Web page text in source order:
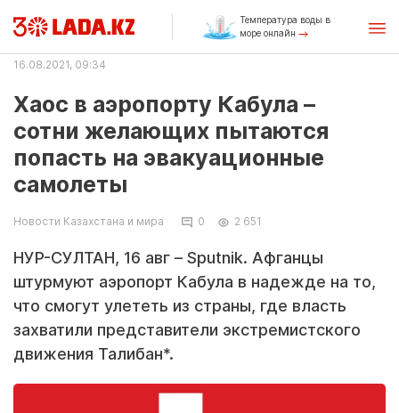
Температура воды в
море онлайн
16.08.2021, 09:34
Хаос в аэропорту Кабула –
сотни желающих пытаются
попасть на эвакуационные
самолеты
Новости Казахстана и мира 0 2 651
НУР-СУЛТАН, 16 авг – Sputnik. Афганцы
штурмуют аэропорт Кабула в надежде на то,
что смогут улететь из страны, где власть
захватили представители экстремистского
движения Талибан*.